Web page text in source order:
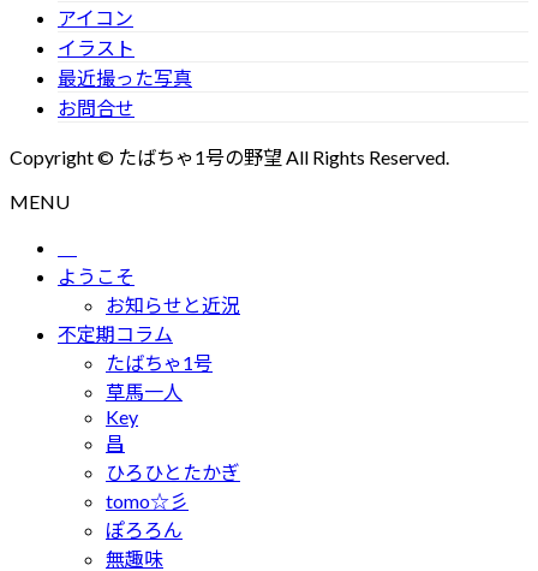
アイコン
イラスト
最近撮った写真
お問合せ
Copyright © たばちゃ1号の野望 All Rights Reserved.
MENU
ようこそ
お知らせと近況
不定期コラム
たばちゃ1号
草馬一人
Key
昌
ひろひとたかぎ
tomo☆彡
ぽろろん
無趣味